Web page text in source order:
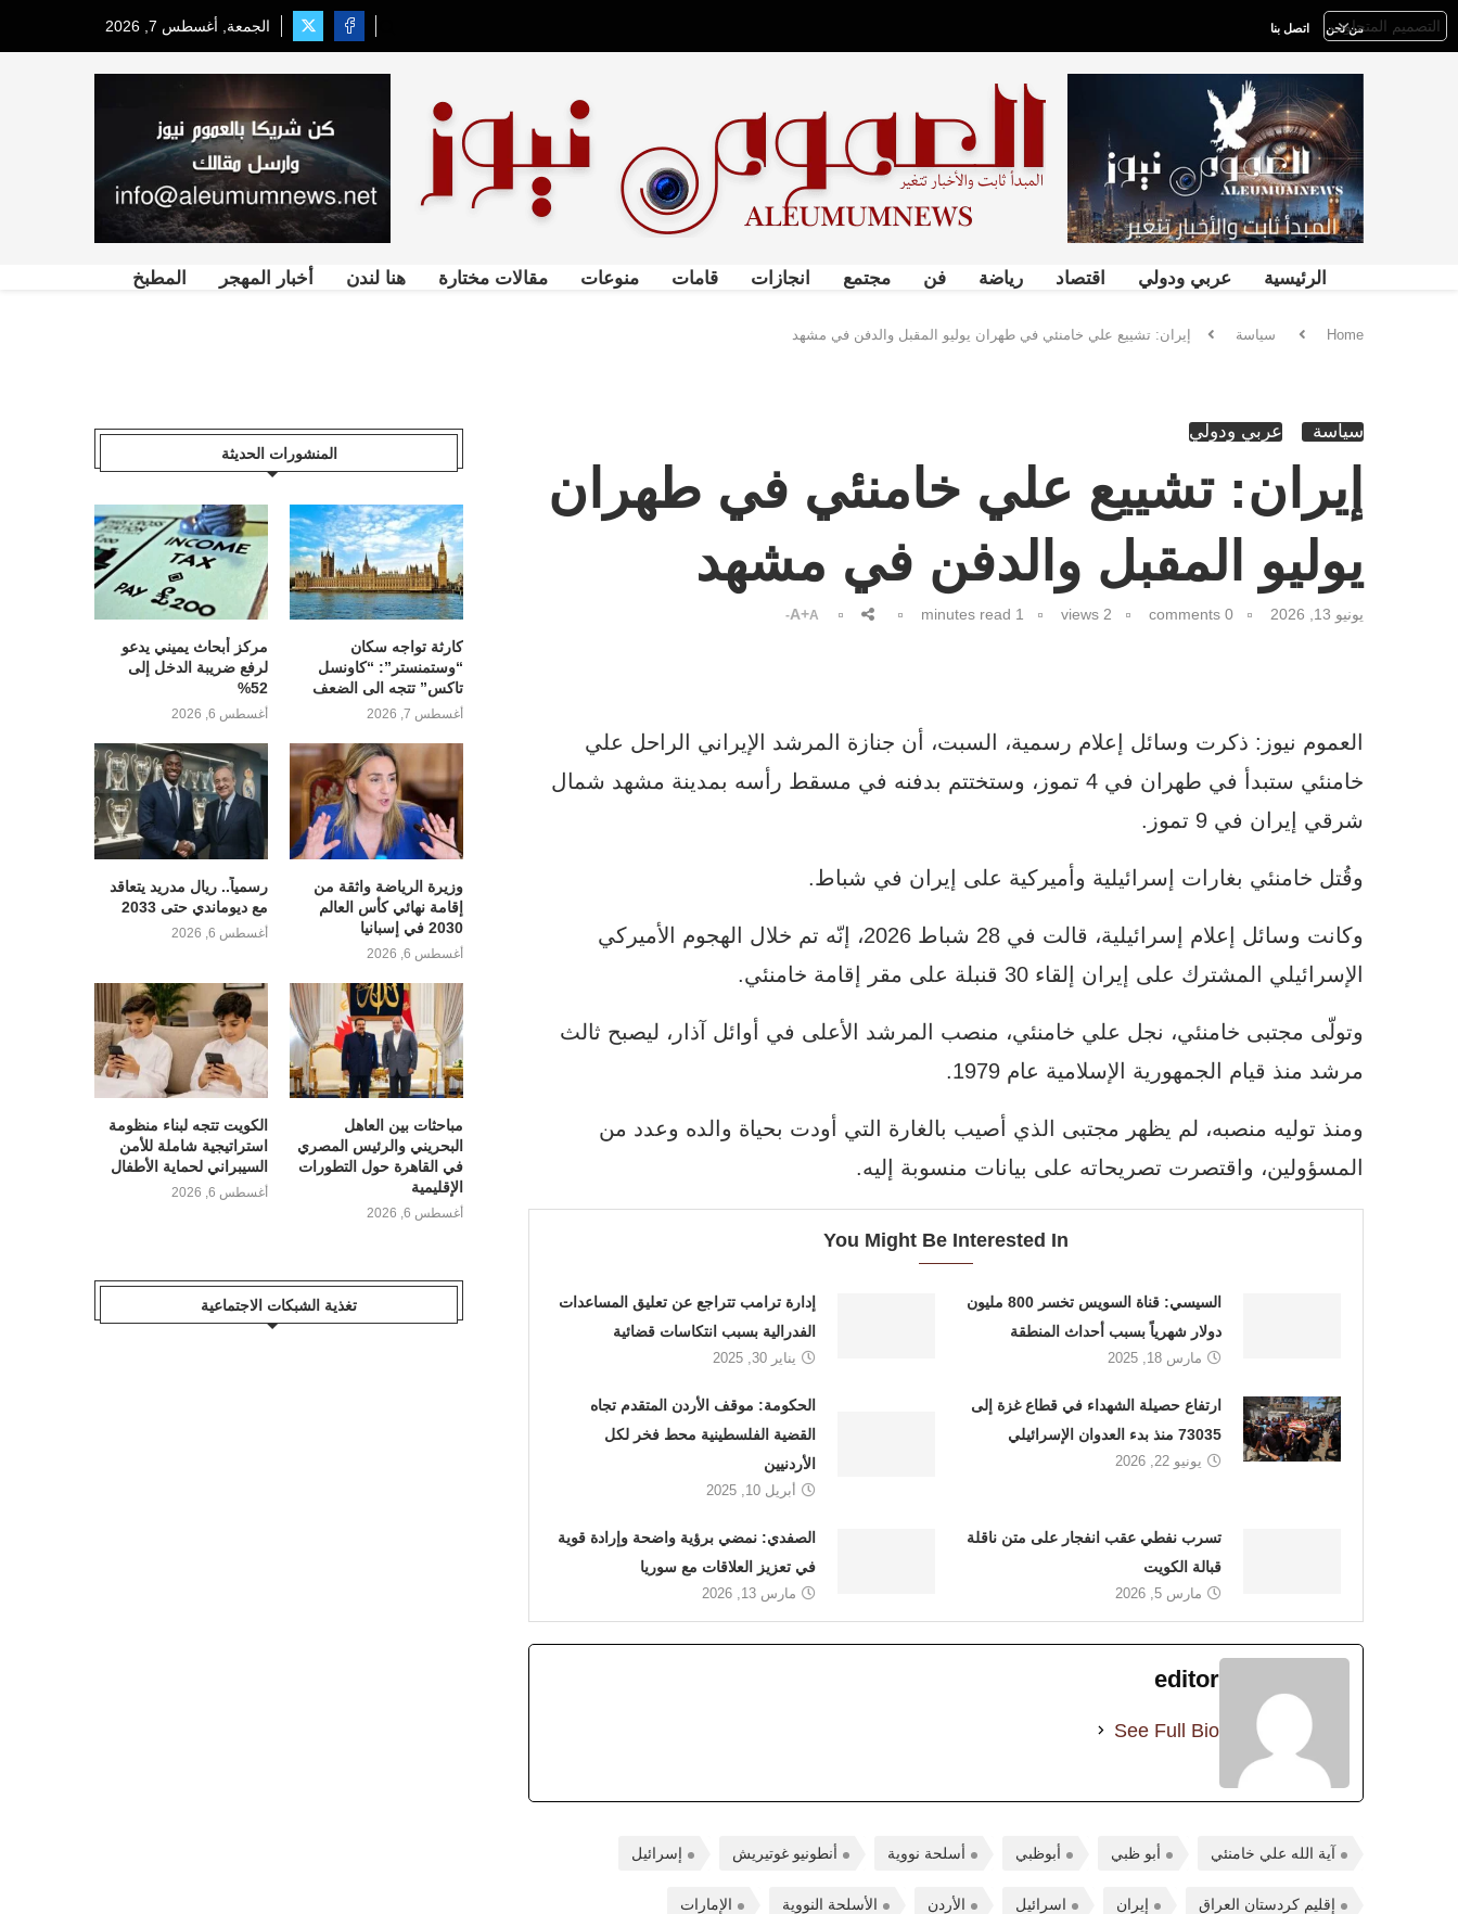
من نحن اتصل بنا الجمعة, أغسطس 7, 2026
الرئيسية عربي ودولي اقتصاد رياضة فن مجتمع انجازات قامات منوعات مقالات مختارة هنا لندن أخبار المهجر المطبخ
Home سياسة إيران: تشييع علي خامنئي في طهران يوليو المقبل والدفن في مشهد
سياسة عربي ودولي
إيران: تشييع علي خامنئي في طهران
يوليو المقبل والدفن في مشهد
يونيو 13, 2026 0 comments
2
1 minutes read
A+A-
العموم نيوز: ذكرت وسائل إعلام رسمية، السبت، أن جنازة المرشد الإيراني الراحل علي
خامنئي ستبدأ في طهران في 4 تموز، وستختتم بدفنه في مسقط رأسه بمدينة مشهد شمال
شرقي إيران في 9 تموز.
وقُتل خامنئي بغارات إسرائيلية وأميركية على إيران في شباط.
وكانت وسائل إعلام إسرائيلية، قالت في 28 شباط 2026، إنّه تم خلال الهجوم الأميركي
الإسرائيلي المشترك على إيران إلقاء 30 قنبلة على مقر إقامة خامنئي.
وتولّى مجتبى خامنئي، نجل علي خامنئي، منصب المرشد الأعلى في أوائل آذار، ليصبح ثالث
مرشد منذ قيام الجمهورية الإسلامية عام 1979.
ومنذ توليه منصبه، لم يظهر مجتبى الذي أصيب بالغارة التي أودت بحياة والده وعدد من
المسؤولين، واقتصرت تصريحاته على بيانات منسوبة إليه.
You Might Be Interested In
السيسي: قناة السويس تخسر 800 مليون
دولار شهرياً بسبب أحداث المنطقة
مارس 18, 2025
إدارة ترامب تتراجع عن تعليق المساعدات
الفدرالية بسبب انتكاسات قضائية
يناير 30, 2025
ارتفاع حصيلة الشهداء في قطاع غزة إلى
73035 منذ بدء العدوان الإسرائيلي
يونيو 22, 2026
الحكومة: موقف الأردن المتقدم تجاه
القضية الفلسطينية محط فخر لكل
الأردنيين
أبريل 10, 2025
تسرب نفطي عقب انفجار على متن ناقلة
قبالة الكويت
مارس 5, 2026
الصفدي: نمضي برؤية واضحة وإرادة قوية
في تعزيز العلاقات مع سوريا
مارس 13, 2026
editor
See Full Bio
آية الله علي خامنئي أبو ظبي أبوظبي أسلحة نووية أنطونيو غوتيريش إسرائيل
إقليم كردستان العراق إيران اسرائيل الأردن الأسلحة النووية الإمارات
المنشورات الحديثة
كارثة تواجه سكان
“وستمنستر”: “كاونسل
تاكس” تتجه الى الضعف
أغسطس 7, 2026
مركز أبحاث يميني يدعو
لرفع ضريبة الدخل إلى
52%
أغسطس 6, 2026
وزيرة الرياضة واثقة من
إقامة نهائي كأس العالم
2030 في إسبانيا
أغسطس 6, 2026
رسمياً.. ريال مدريد يتعاقد
مع ديوماندي حتى 2033
أغسطس 6, 2026
مباحثات بين العاهل
البحريني والرئيس المصري
في القاهرة حول التطورات
الإقليمية
أغسطس 6, 2026
الكويت تتجه لبناء منظومة
استراتيجية شاملة للأمن
السيبراني لحماية الأطفال
أغسطس 6, 2026
تغذية الشبكات الاجتماعية